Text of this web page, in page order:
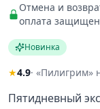
Отмена и
оплата
Новинка
★4.9· «Пилигрим»
Пятидневный